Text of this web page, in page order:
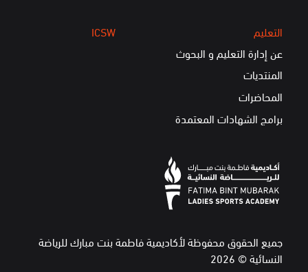
التعليم
عن إدارة التعليم و البحوث
المنتديات
المحاضرات
برامج الشهادات المعتمدة
ICSW
جميع الحقوق محفوظة لأكاديمية فاطمة بنت مبارك للرياضة
النسائية © 2026